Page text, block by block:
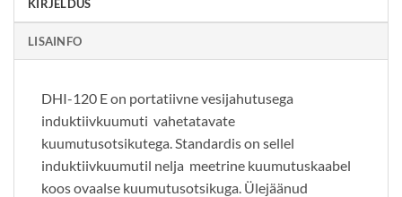
KIRJELDUS
LISAINFO
DHI-120 E on portatiivne vesijahutusega
induktiivkuumuti vahetatavate
kuumutusotsikutega. Standardis on sellel
induktiivkuumutil nelja meetrine kuumutuskaabel
koos ovaalse kuumutusotsikuga. Ülejäänud